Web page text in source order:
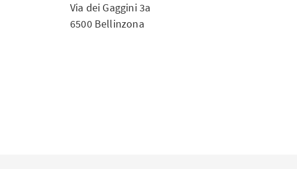
Via dei Gaggini 3a
6500 Bellinzona